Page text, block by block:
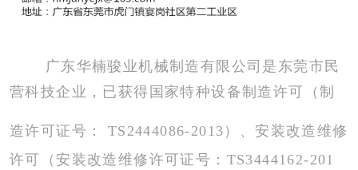
广东华楠骏业机械制造有限公司是东莞市民
营科技企业，已获得国家特种设备制造许可（ 制
造许可证号： TS2444086-2013 ）、安装改造维修
许可（安装改造维修许可证号： TS3444162-201